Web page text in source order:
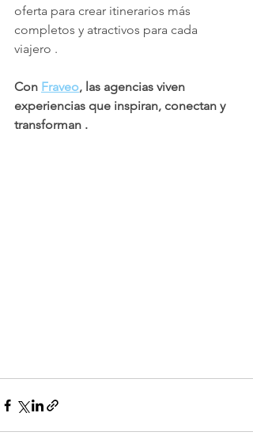
oferta para crear itinerarios más
completos y atractivos para cada
viajero .
Con Fraveo, las agencias viven
experiencias que inspiran, conectan y
transforman .